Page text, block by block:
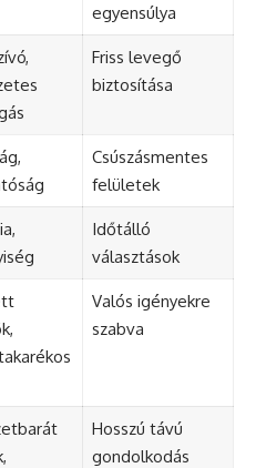
egyensúlya
Friss levegő
biztosítása
Csúszásmentes
felületek
Időtálló
választások
Valós igényekre
szabva
Hosszú távú
gondolkodás